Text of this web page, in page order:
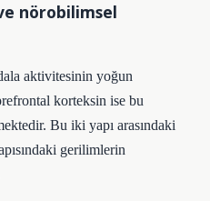
nörobilimsel
aktivitesinin yoğun
korteksin ise bu
Bu iki yapı arasındaki
gerilimlerin